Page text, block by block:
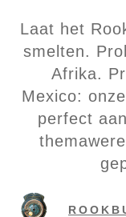
Laat het
smelten.
Afrika.
Mexico:
perfect